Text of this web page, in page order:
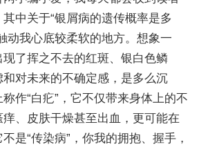
中关于“银屑病的遗传概率是多
动我心底较柔软的地方。想象一
了挥之不去的红斑、银白色鳞
对未来的不确定感，是多么沉
作“白疕”，它不仅带来身体上的不
、皮肤干燥甚至出血，更可能在
是“传染病”，你我的拥抱、握手，